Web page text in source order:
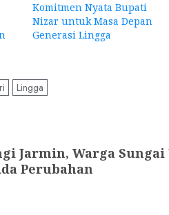
Komitmen Nyata Bupati
Nizar untuk Masa Depan
Generasi Lingga
Lingga
Jarmin, Warga Sungai
Perubahan